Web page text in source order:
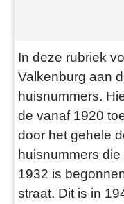
In deze rubriek
Valkenburg aan
huisnummers.
de vanaf 1920
door het gehele
huisnummers
1932 is
straat. Dit is in